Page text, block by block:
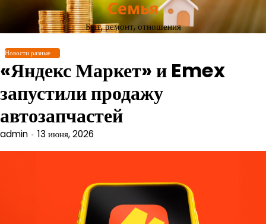
Перейти
содержимому
Семья
Быт, ремонт, отношения
Новости разные
«Яндекс Маркет» и Emex
запустили продажу
автозапчастей
admin 13 июня, 2026